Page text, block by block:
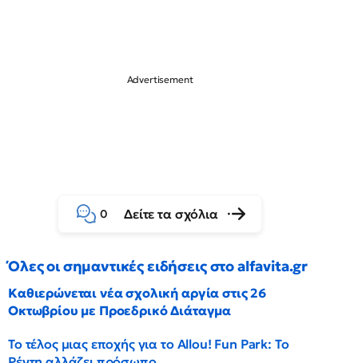
0 Δείτε τα σχόλια
Όλες οι σημαντικές ειδήσεις στο alfavita.gr
Καθιερώνεται νέα σχολική αργία στις 26
Οκτωβρίου με Προεδρικό Διάταγμα
Το τέλος μιας εποχής για το Allou! Fun Park: Το